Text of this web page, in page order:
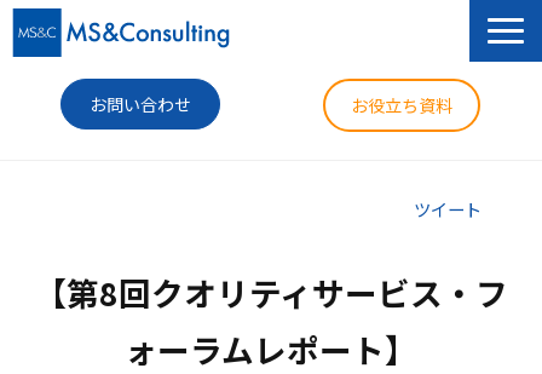
お問い合わせ お役立ち資料
導入事例
ツイート
【第8回クオリティサービス・フ
ォーラムレポート】